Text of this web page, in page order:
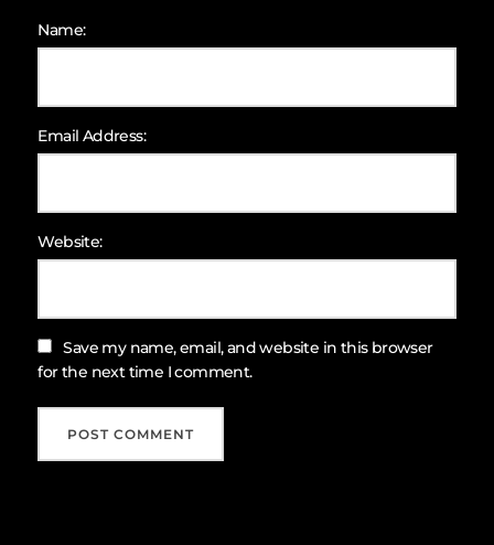
Name:
Email Address:
Website:
Save my name, email, and website in this browser
for the next time I comment.